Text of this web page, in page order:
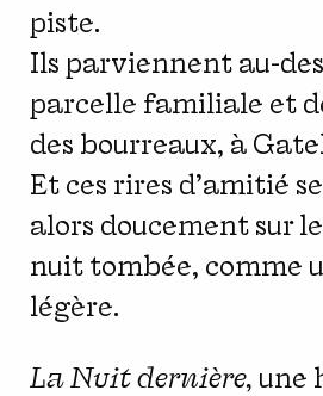
piste.
Ils parviennent au-
parcelle familiale et
des bourreaux, à
Et ces rires d’amitié
alors doucement sur
nuit tombée, comme
légère.
La Nuit dernière, une